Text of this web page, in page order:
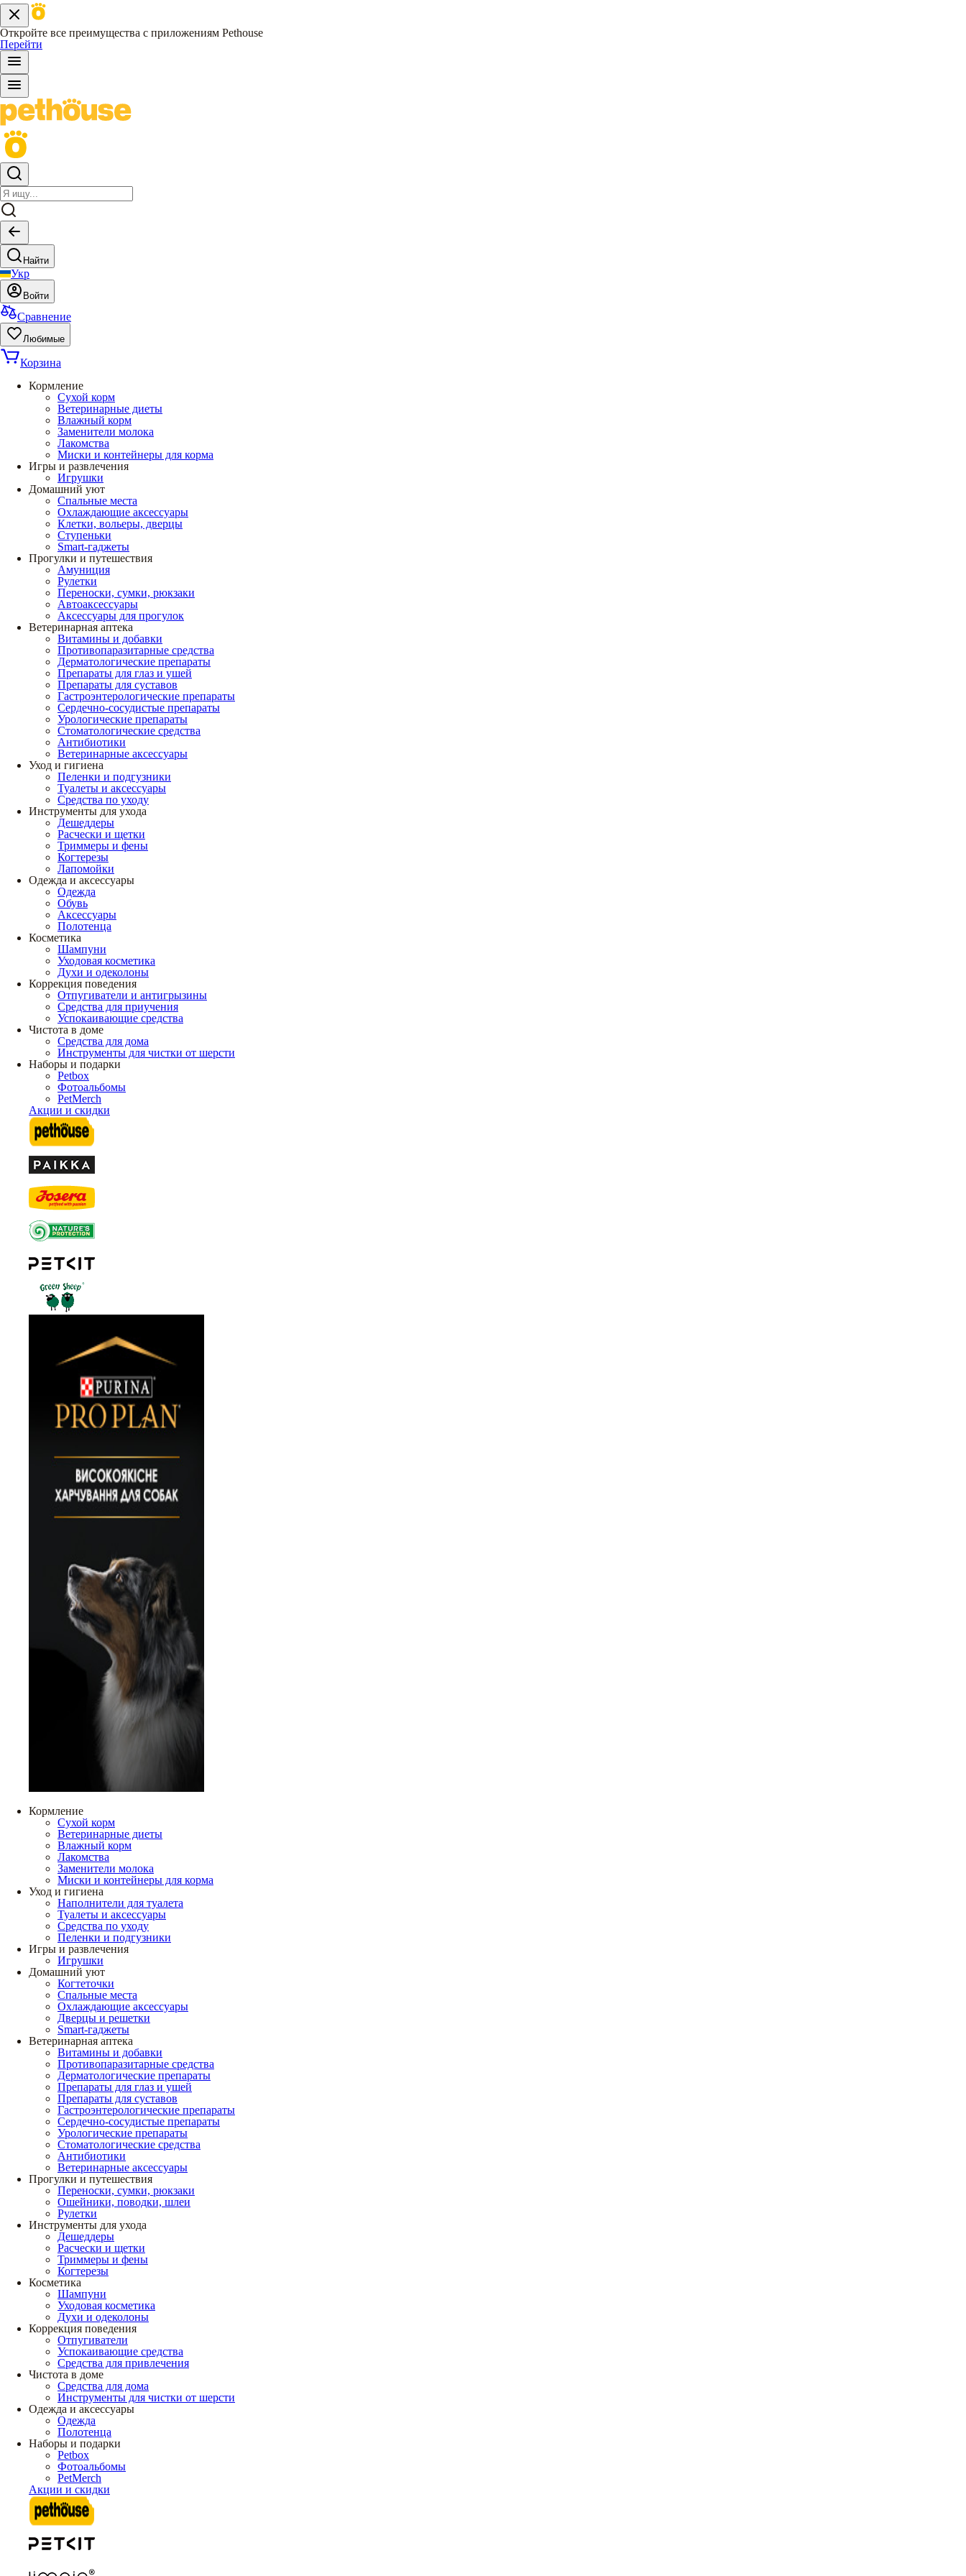
Откройте все преимущества с приложениям Pethouse
Перейти
Найти
Укр
Войти
Сравнение
Любимые
Корзина
Кормление
Сухой корм
Ветеринарные диеты
Влажный корм
Заменители молока
Лакомства
Миски и контейнеры для корма
Игры и развлечения
Игрушки
Домашний уют
Спальные места
Охлаждающие аксессуары
Клетки, вольеры, дверцы
Ступеньки
Smart-гаджеты
Прогулки и путешествия
Амуниция
Рулетки
Переноски, сумки, рюкзаки
Автоаксессуары
Аксессуары для прогулок
Ветеринарная аптека
Витамины и добавки
Противопаразитарные средства
Дерматологические препараты
Препараты для глаз и ушей
Препараты для суставов
Гастроэнтерологические препараты
Сердечно-сосудистые препараты
Урологические препараты
Стоматологические средства
Антибиотики
Ветеринарные аксессуары
Уход и гигиена
Пеленки и подгузники
Туалеты и аксессуары
Средства по уходу
Инструменты для ухода
Дешеддеры
Расчески и щетки
Триммеры и фены
Когтерезы
Лапомойки
Одежда и аксессуары
Одежда
Обувь
Аксессуары
Полотенца
Косметика
Шампуни
Уходовая косметика
Духи и одеколоны
Коррекция поведения
Отпугиватели и антигрызины
Средства для приучения
Успокаивающие средства
Чистота в доме
Средства для дома
Инструменты для чистки от шерсти
Наборы и подарки
Petbox
Фотоальбомы
PetMerch
Акции и скидки
Кормление
Сухой корм
Ветеринарные диеты
Влажный корм
Лакомства
Заменители молока
Миски и контейнеры для корма
Уход и гигиена
Наполнители для туалета
Туалеты и аксессуары
Средства по уходу
Пеленки и подгузники
Игры и развлечения
Игрушки
Домашний уют
Когтеточки
Спальные места
Охлаждающие аксессуары
Дверцы и решетки
Smart-гаджеты
Ветеринарная аптека
Витамины и добавки
Противопаразитарные средства
Дерматологические препараты
Препараты для глаз и ушей
Препараты для суставов
Гастроэнтерологические препараты
Сердечно-сосудистые препараты
Урологические препараты
Стоматологические средства
Антибиотики
Ветеринарные аксессуары
Прогулки и путешествия
Переноски, сумки, рюкзаки
Ошейники, поводки, шлеи
Рулетки
Инструменты для ухода
Дешеддеры
Расчески и щетки
Триммеры и фены
Когтерезы
Косметика
Шампуни
Уходовая косметика
Духи и одеколоны
Коррекция поведения
Отпугиватели
Успокаивающие средства
Средства для привлечения
Чистота в доме
Средства для дома
Инструменты для чистки от шерсти
Одежда и аксессуары
Одежда
Полотенца
Наборы и подарки
Petbox
Фотоальбомы
PetMerch
Акции и скидки